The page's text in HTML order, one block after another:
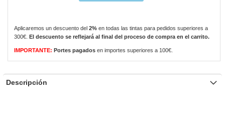
Aplicaremos un descuento del 2% en todas las tintas para pedidos superiores a
300€.
El descuento se reflejará al final del proceso de compra en el carrito.
IMPORTANTE: Portes pagados en importes superiores a 100€.
Descripción